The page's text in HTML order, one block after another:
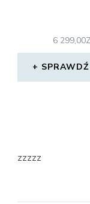
6 299,00
zzzzz